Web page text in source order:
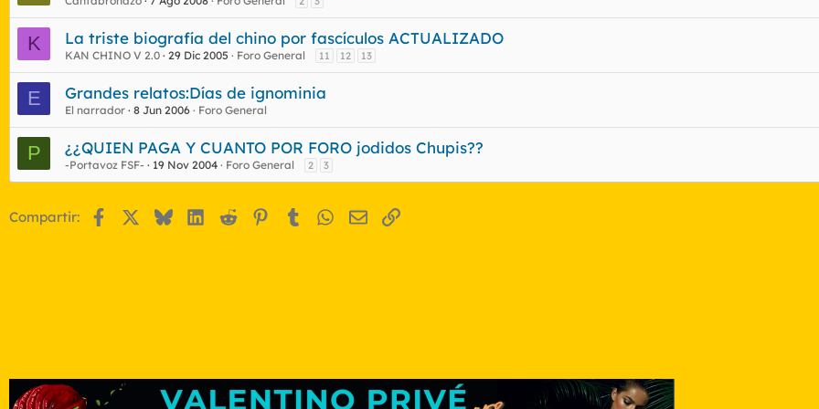
K La triste biografía del chino por fascículos ACTUALIZADO
KAN CHINO V 2.0 29 Dic 2005 Foro General 11 12 13
E Grandes relatos:Días de ignominia
El narrador 8 Jun 2006 Foro General
P ¿¿QUIEN PAGA Y CUANTO POR FORO jodidos Chupis??
-Portavoz FSF- 19 Nov 2004 Foro General 2 3
Compartir: FacebookBlueskyLinkedIn
Reddit Pinterest
Tumblr WhatsApp
EmailEnlace